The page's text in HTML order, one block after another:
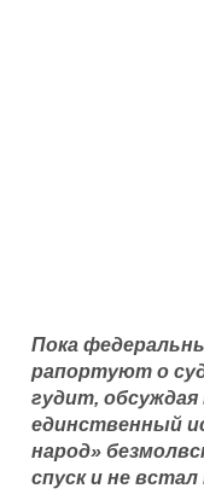
Пока
рапортуют о
гудит,
единственный
народ»
спуск и не